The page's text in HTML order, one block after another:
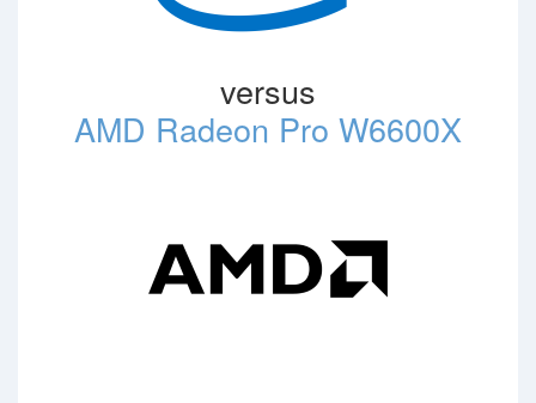
versus
AMD Radeon Pro W6600X